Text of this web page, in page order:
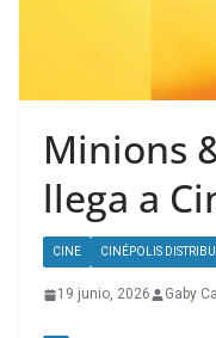
Minions
llega a
CINE CINÉPOLIS
19 junio, 2026 Gaby